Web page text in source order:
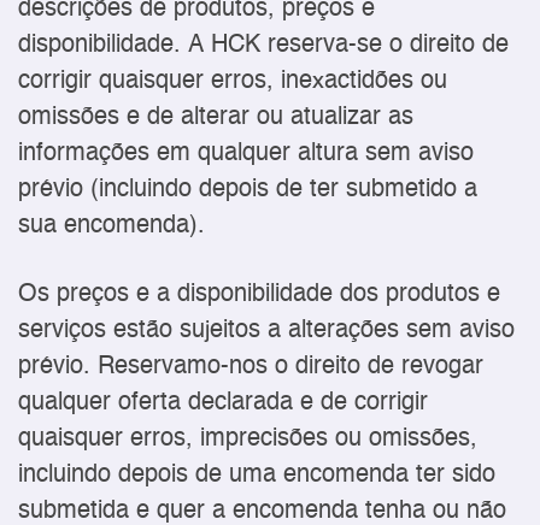
descrições de produtos, preços e
disponibilidade. A HCK reserva-se o direito de
corrigir quaisquer erros, inexactidões ou
omissões e de alterar ou atualizar as
informações em qualquer altura sem aviso
prévio (incluindo depois de ter submetido a
sua encomenda).
Os preços e a disponibilidade dos produtos e
serviços estão sujeitos a alterações sem aviso
prévio. Reservamo-nos o direito de revogar
qualquer oferta declarada e de corrigir
quaisquer erros, imprecisões ou omissões,
incluindo depois de uma encomenda ter sido
submetida e quer a encomenda tenha ou não